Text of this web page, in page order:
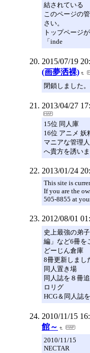
結されている
このページの
さい。
トップページ
「inde
2015/07/19
(画夢洒裸)
閉鎖しました
2013/04/27
15位 同人庫
16位 アニメ 妖
マニアな管理
へ貴方を誘い
2013/01/24
This site is
If you are the
505-8855 at
2012/08/01
史上最強の弟
編」など6冊を
どーじん倉庫
8冊更新しまし
同人置き場
同人誌を８冊
ロリグ
HCG＆同人誌
2010/11/15
館～
2010/11/15
NECTAR